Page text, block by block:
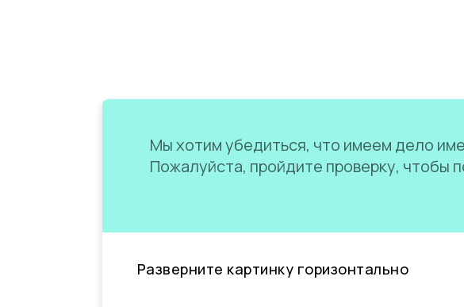
Мы хотим убедиться, что имеем дело
Пожалуйста, пройдите проверку, чтобы
Разверните картинку горизонтально